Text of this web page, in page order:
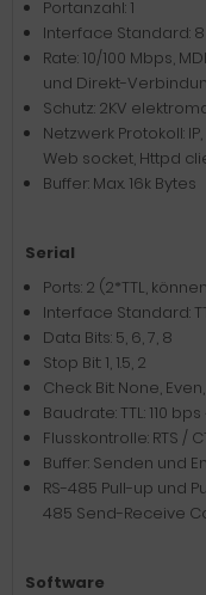
Portanzahl: 1
Interface Standard: 8
Rate: 10/100 Mbps,
und Direkt-
Schutz: 2KV
Netzwerk Protokoll: IP,
Web socket, Httpd
Buffer: Max. 16k Bytes
Serial
Ports: 2 (2*TTL,
Interface Standard:
Data Bits: 5, 6, 7, 8
Stop Bit: 1, 1.5, 2
Check Bit: None,
Baudrate: TTL: 110
Flusskontrolle: RTS /
Buffer: Senden und
RS-485 Pull-up und
485 Send-Receive
Software